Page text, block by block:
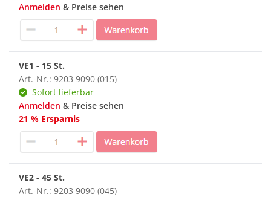
Anmelden & Preise sehen
VE1 - 15 St.
Art.-Nr.: 9203 9090 (015)
Sofort lieferbar
Anmelden & Preise sehen
21 % Ersparnis
VE2 - 45 St.
Art.-Nr.: 9203 9090 (045)